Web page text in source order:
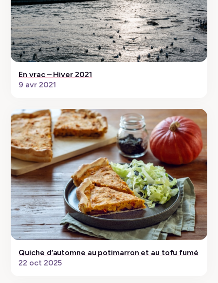
En vrac – Hiver 2021
9 avr 2021
Quiche d’automne au potimarron et au tofu fumé
22 oct 2025